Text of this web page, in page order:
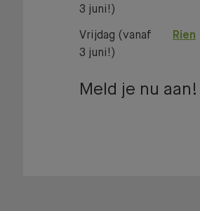
3 juni!)
Vrijdag (vanaf
3 juni!)
Rien
Meld je nu aan!